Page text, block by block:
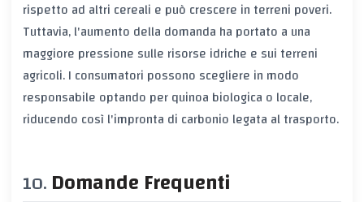
rispetto ad altri cereali e può crescere in terreni poveri.
Tuttavia, l'aumento della domanda ha portato a una
maggiore pressione sulle risorse idriche e sui terreni
agricoli. I consumatori possono scegliere in modo
responsabile optando per quinoa biologica o locale,
riducendo così l'impronta di carbonio legata al trasporto.
Domande Frequenti